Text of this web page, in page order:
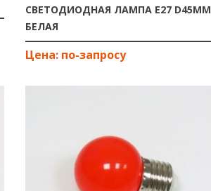
СВЕТОДИОДНАЯ ЛАМПА E27 D45ММ
БЕЛАЯ